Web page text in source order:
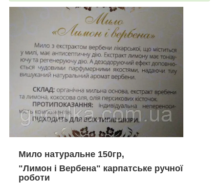
Мило натуральне 150гр,
"Лимон і Вербена" карпатське ручної
роботи